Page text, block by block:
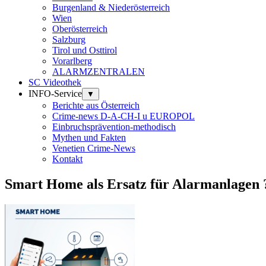
Burgenland & Niederösterreich
Wien
Oberösterreich
Salzburg
Tirol und Osttirol
Vorarlberg
ALARMZENTRALEN
SC Videothek
INFO-Service
▼
Berichte aus Österreich
Crime-news D-A-CH-I u EUROPOL
Einbruchsprävention-methodisch
Mythen und Fakten
Venetien Crime-News
Kontakt
Smart Home als Ersatz für Alarmanlagen